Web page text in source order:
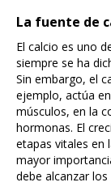
La fuente de
El calcio es uno
siempre se ha
Sin embargo, el
ejemplo, actúa
músculos, en la
hormonas. El
etapas vitales en
mayor
debe alcanzar